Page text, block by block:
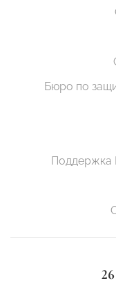
Бюро по
Поддержка